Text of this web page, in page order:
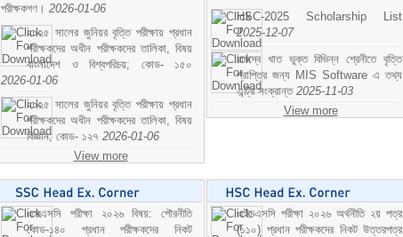
পরীক্ষকগণ। 2026-01-06
২০২৫ সালের জুনিয়র বৃত্তি পরীক্ষায় প্রধান
পরীক্ষকদের অধীন পরীক্ষকদের তালিকা, বিষয়
বাংলাদেশ ও বিশ্বপরিচয়; কোড- ১৫০
2026-01-06
২০২৫ সালের জুনিয়র বৃত্তি পরীক্ষায় প্রধান
পরীক্ষকদের অধীন পরীক্ষকদের তালিকা, বিষয়
বিজ্ঞান; কোড- ১২৭ 2026-01-06
View more
HSC-2025 Scholarship List
2025-12-07
রাজস্ব খাত ভুক্ত বিভিন্ন শ্রেনীতে বৃত্তি
প্রাপ্তির জন্য MIS Software এ তথ্য
এন্ট্রি সংক্রান্ত 2025-11-03
View more
এসএসসি পরীক্ষা ২০২৬ বিষয়: পৌরনীতি
কোড-১৪০ প্রধান পরীক্ষকদের নিকট
এইচএসসি পরীক্ষা ২০২৬ অর্থনীতি ২য় পত্র
(১১০) প্রধান পরীক্ষকদের নিকট উত্তরপত্র